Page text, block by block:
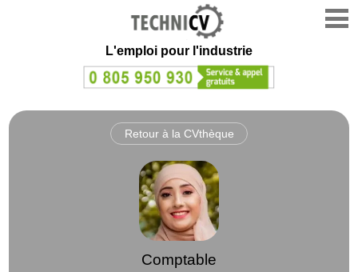
L'emploi pour l'industrie
Retour à la CVthèque
Comptable